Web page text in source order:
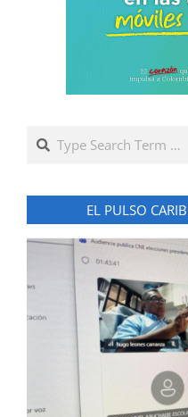
Search
EL PULSO